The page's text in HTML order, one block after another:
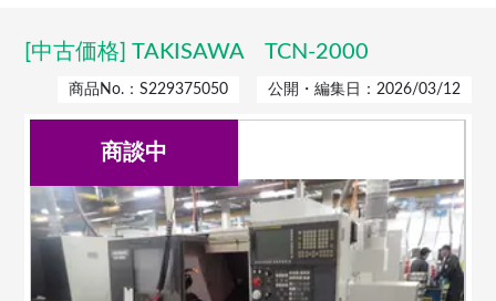
[中古価格] TAKISAWA TCN-2000
商品No.：S229375050 公開・編集日：2026/03/12
商談中